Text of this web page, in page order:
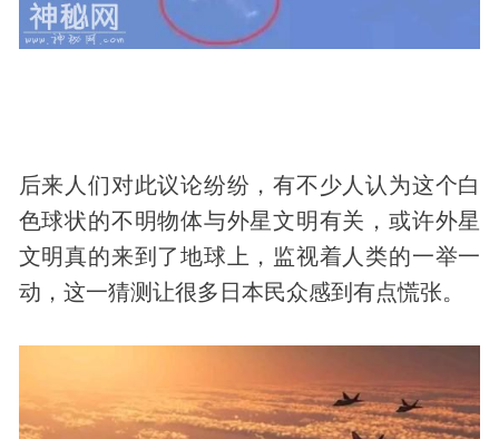
后来人们对此议论纷纷，有不少人认为这个白
色球状的不明物体与外星文明有关，或许外星
文明真的来到了地球上，监视着人类的一举一
动，这一猜测让很多日本民众感到有点慌张。